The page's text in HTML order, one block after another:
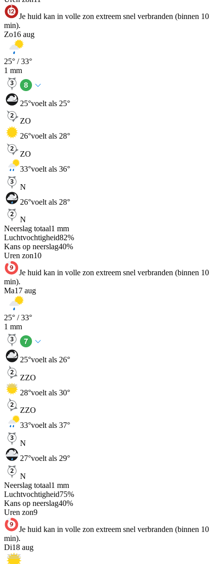
Je huid kan in volle zon extreem snel verbranden (binnen 10
min).
Zo16 aug
25° /33°
1 mm
25°voelt als 25°
ZO
26°voelt als 28°
ZO
33°voelt als 36°
N
26°voelt als 28°
N
Neerslag totaal1 mm
Luchtvochtigheid82%
Kans op neerslag40%
Uren zon10
Je huid kan in volle zon extreem snel verbranden (binnen 10
min).
Ma17 aug
25° /33°
1 mm
25°voelt als 26°
ZZO
28°voelt als 30°
ZZO
33°voelt als 37°
N
27°voelt als 29°
N
Neerslag totaal1 mm
Luchtvochtigheid75%
Kans op neerslag40%
Uren zon9
Je huid kan in volle zon extreem snel verbranden (binnen 10
min).
Di18 aug